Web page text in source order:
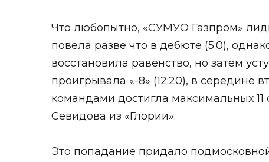
Что любопытно, «СУМУО Газпром»
повела разве что в дебюте (5:0),
восстановила равенство, но затем
проигрывала «-8» (12:20), в середине
командами достигла максимальных
Севидова из «Глории».
Это попадание придало